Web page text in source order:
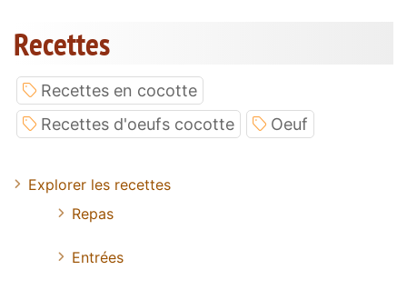
Recettes
Recettes en cocotte
Recettes d'oeufs cocotte
Oeuf
Explorer les recettes
Repas
Entrées